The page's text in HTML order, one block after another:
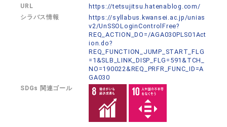
URL https://tetsujitsu.hatenablog.com/
シラバス情報
https://syllabus.kwansei.ac.jp/unias
v2/UnSSOLoginControlFree?
REQ_ACTION_DO=/AGA030PLS01Act
ion.do?
REQ_FUNCTION_JUMP_START_FLG
=1&SLB_LINK_DISP_FLG=591&TCH_
NO=190022&REQ_PRFR_FUNC_ID=A
GA030
SDGs 関連ゴール